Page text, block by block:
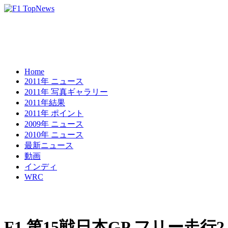
Home
2011年 ニュース
2011年 写真ギャラリー
2011年結果
2011年 ポイント
2009年 ニュース
2010年 ニュース
最新ニュース
動画
インディ
WRC